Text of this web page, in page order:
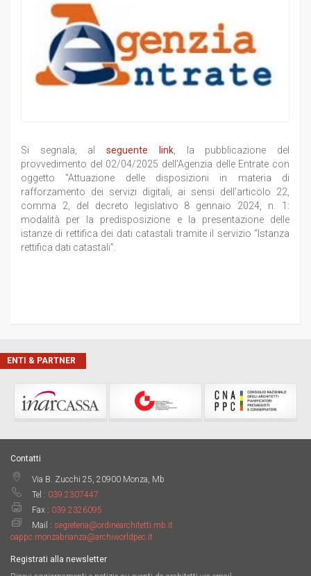
Si segnala, alseguente link, la pubblicazione del
provvedimento del 02/04/2025 dell'Agenzia delle Entrate con
oggetto "Attuazione delle disposizioni in materia di
rafforzamento dei servizi digitali, ai sensi dell’articolo 22,
comma 2, del decreto legislativo 8 gennaio 2024, n. 1:
modalità per la predisposizione e la presentazione delle
istanze di rettifica dei dati catastali tramite il servizio “Istanza
rettifica dati catastali”.
ENTI & PARTNER
Contatti
Via B. Zucchi 25, 20900 Monza, Mb
Tel : 039.2307447
Fax : 039.2326095
Mail : segreteria@ordinearchitetti.mb.it
oappc.monzabrianza@archiworldpec.it
Registrati alla newsletter